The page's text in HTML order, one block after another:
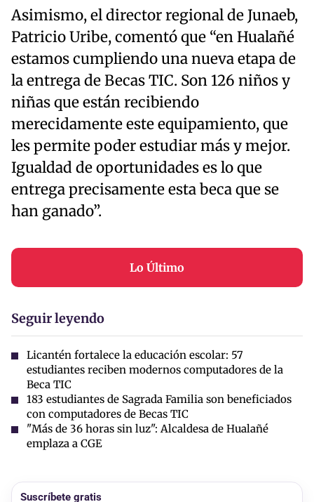
Asimismo, el director regional de Junaeb,
Patricio Uribe, comentó que “en Hualañé
estamos cumpliendo una nueva etapa de
la entrega de Becas TIC. Son 126 niños y
niñas que están recibiendo
merecidamente este equipamiento, que
les permite poder estudiar más y mejor.
Igualdad de oportunidades es lo que
entrega precisamente esta beca que se
han ganado”.
Lo Último
Seguir leyendo
Licantén fortalece la educación escolar: 57
estudiantes reciben modernos computadores de la
Beca TIC
183 estudiantes de Sagrada Familia son beneficiados
con computadores de Becas TIC
"Más de 36 horas sin luz": Alcaldesa de Hualañé
emplaza a CGE
Suscríbete gratis